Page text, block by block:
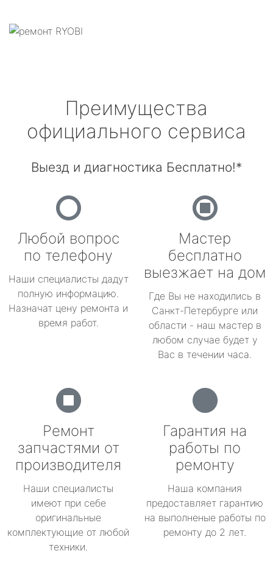
Преимущества
официального сервиса
Выезд и диагностика Бесплатно!*
Любой вопрос
по телефону
Наши специалисты дадут
полную информацию.
Назначат цену ремонта и
время работ.
Мастер
бесплатно
выезжает на дом
Где Вы не находились в
Санкт-Петербурге или
области - наш мастер в
любом случае будет у
Вас в течении часа.
Ремонт
запчастями от
производителя
Наши специалисты
имеют при себе
оригинальные
комплектующие от любой
техники.
Гарантия на
работы по
ремонту
Наша компания
предоставляет гарантию
на выполненые работы по
ремонту до 2 лет.